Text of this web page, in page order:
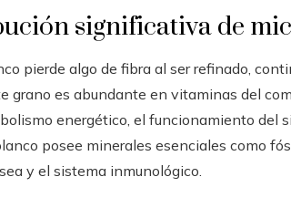
significativa de
pierde algo de fibra al ser refinado,
grano es abundante en vitaminas del
energético, el funcionamiento del
posee minerales esenciales como
y el sistema inmunológico.